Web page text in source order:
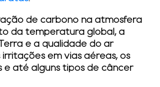
de carbono na atmosfera
da temperatura global, a
e a qualidade do ar
irritações em vias aéreas, os
e até alguns tipos de câncer